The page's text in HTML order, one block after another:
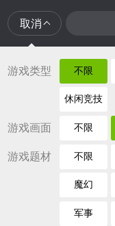
取消
游戏类型 不限
休闲竞技
游戏画面 不限
游戏题材 不限
魔幻
军事